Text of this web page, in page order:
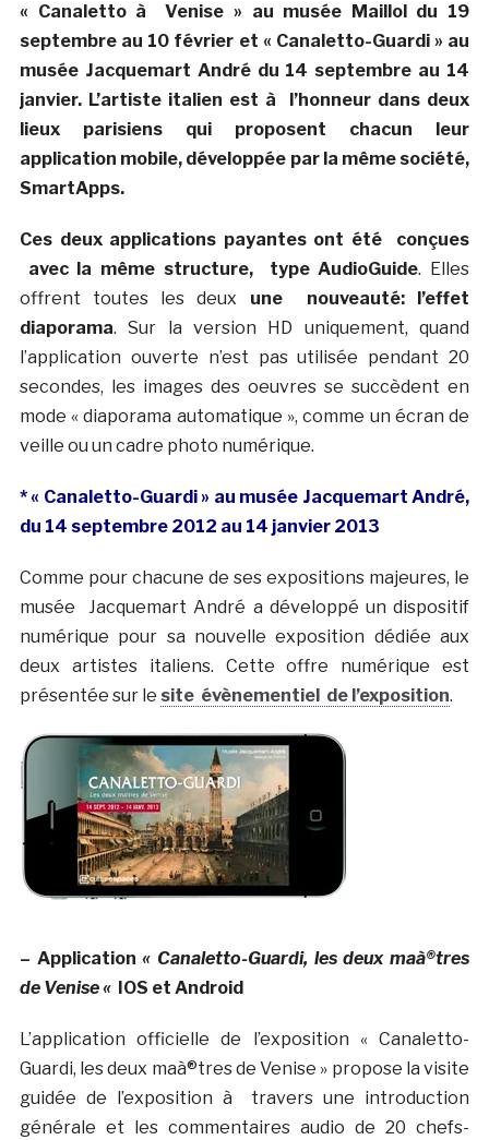
« Canaletto à Venise » au musée Maillol du 19
septembre au 10 février et « Canaletto-Guardi » au
musée Jacquemart André du 14 septembre au 14
janvier. L’artiste italien est à l’honneur dans deux
lieux parisiens qui proposent chacun leur
application mobile, développée par la même société,
SmartApps.
Ces deux applications payantes ont été conçues
avec la même structure, type AudioGuide. Elles
offrent toutes les deux une nouveauté: l’effet
diaporama. Sur la version HD uniquement, quand
l’application ouverte n’est pas utilisée pendant 20
secondes, les images des oeuvres se succèdent en
mode « diaporama automatique », comme un écran de
veille ou un cadre photo numérique.
* « Canaletto-Guardi » au musée Jacquemart André,
du 14 septembre 2012 au 14 janvier 2013
Comme pour chacune de ses expositions majeures, le
musée Jacquemart André a développé un dispositif
numérique pour sa nouvelle exposition dédiée aux
deux artistes italiens. Cette offre numérique est
présentée sur le site évènementiel de l’exposition.
– Application« Canaletto-Guardi, les deux maà®tres
de Venise «
IOS et Android
L’application officielle de l’exposition « Canaletto-
Guardi, les deux maà®tres de Venise » propose la visite
guidée de l’exposition à travers une introduction
générale et les commentaires audio de 20 chefs-